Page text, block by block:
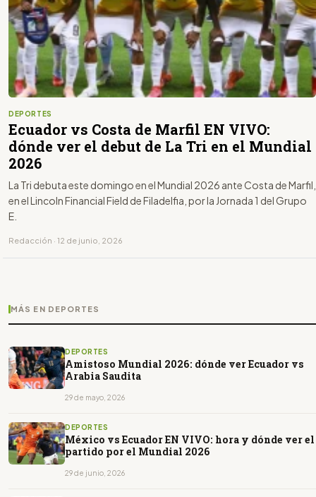
DEPORTES
Ecuador vs Costa de Marfil EN VIVO:
dónde ver el debut de La Tri en el Mundial
2026
La Tri debuta este domingo en el Mundial 2026 ante Costa de Marfil,
en el Lincoln Financial Field de Filadelfia, por la Jornada 1 del Grupo
E.
Redacción · 12 de junio, 2026
MÁS EN DEPORTES
DEPORTES
Amistoso Mundial 2026: dónde ver Ecuador vs
Arabia Saudita
29 de mayo, 2026
DEPORTES
México vs Ecuador EN VIVO: hora y dónde ver el
partido por el Mundial 2026
29 de junio, 2026